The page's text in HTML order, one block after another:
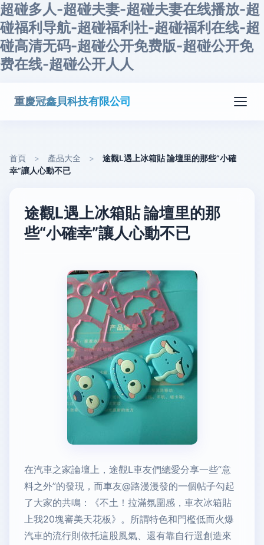
超碰多人-超碰夫妻-超碰夫妻在线播放-超
碰福利导航-超碰福利社-超碰福利在线-超
碰高清无码-超碰公开免费版-超碰公开免
费在线-超碰公开人人
重慶冠鑫貝科技有限公司
首頁 > 產品大全 >
途觀L遇上冰箱貼 論壇里的那些“小確
幸”讓人心動不已
途觀L遇上冰箱貼 論壇里的那
些“小確幸”讓人心動不已
在汽車之家論壇上，途觀L車友們總愛分享一些“意
料之外”的發現，而車友@路漫漫發的一個帖子勾起
了大家的共鳴：《不土！拉滿氛圍感，車衣冰箱貼
上我20塊審美天花板》。所謂特色和門檻低而火爆
汽車的流行則依托這股風氣、還有靠自行選創造來